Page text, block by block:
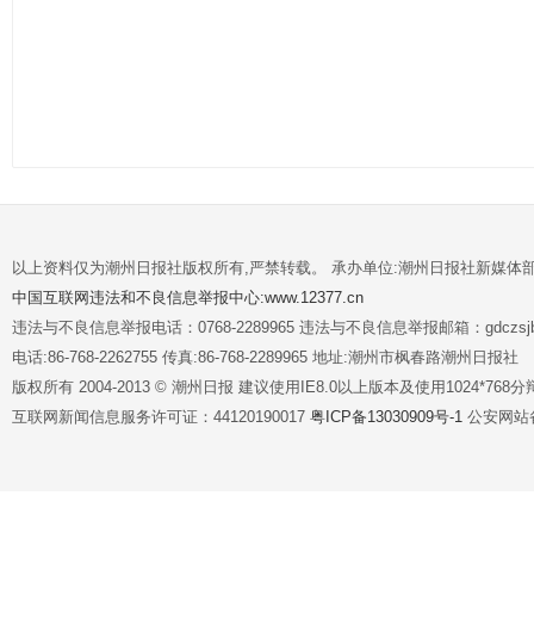
以上资料仅为潮州日报社版权所有,严禁转载。 承办单位:潮州日报社新媒体
中国互联网违法和不良信息举报中心:www.12377.cn
违法与不良信息举报电话：0768-2289965 违法与不良信息举报邮箱：
电话:86-768-2262755 传真:86-768-2289965 地址:潮州市枫春路潮州日报社
版权所有 2004-2013 © 潮州日报 建议使用IE8.0以上版本及使用1024*768分
互联网新闻信息服务许可证：44120190017 粤ICP备13030909号-1 公安网站